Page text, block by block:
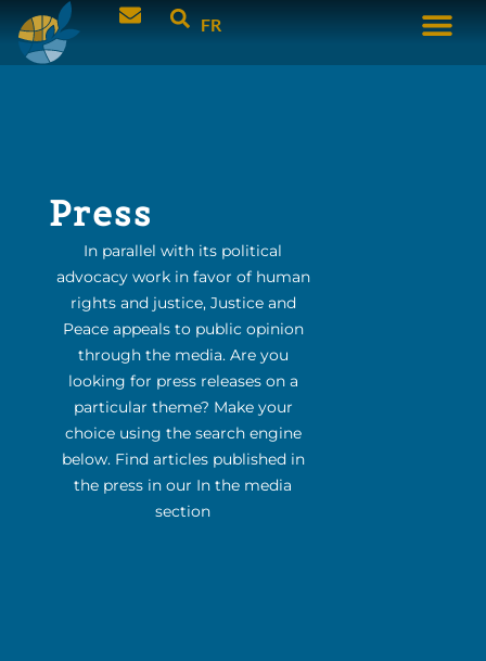
FR
Press
In parallel with its political
advocacy work in favor of human
rights and justice, Justice and
Peace appeals to public opinion
through the media. Are you
looking for press releases on a
particular theme? Make your
choice using the search engine
below. Find articles published in
the press in our In the media
section